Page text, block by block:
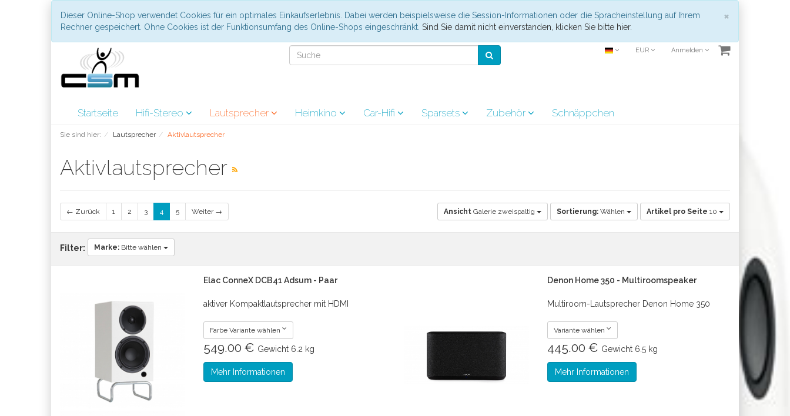
×
Dieser Online-Shop verwendet Cookies für ein optimales Einkaufserlebnis. Dabei werden beispielsweise die Session-Informationen oder die Spracheinstellung auf Ihrem
Rechner gespeichert. Ohne Cookies ist der Funktionsumfang des Online-Shops eingeschränkt. Sind Sie damit nicht einverstanden, klicken Sie bitte hier.
EUR Anmelden
Startseite Hifi-Stereo Lautsprecher Heimkino Car-Hifi Sparsets Zubehör Schnäppchen
Sie sind hier: Lautsprecher Aktivlautsprecher
Aktivlautsprecher
← Zurück 1 2 3 4 5 Weiter → Ansicht Galerie zweispaltig Sortierung: Wählen Artikel pro Seite 10
Filter: Marke: Bitte wählen
Elac ConneX DCB41 Adsum - Paar
aktiver Kompaktlautsprecher mit HDMI
Farbe Variante wählen
549.00 € Gewicht 6.2 kg
Mehr Informationen
Denon Home 350 - Multiroomspeaker
Multiroom-Lautsprecher Denon Home 350
Variante wählen
445.00 € Gewicht 6.5 kg
Mehr Informationen